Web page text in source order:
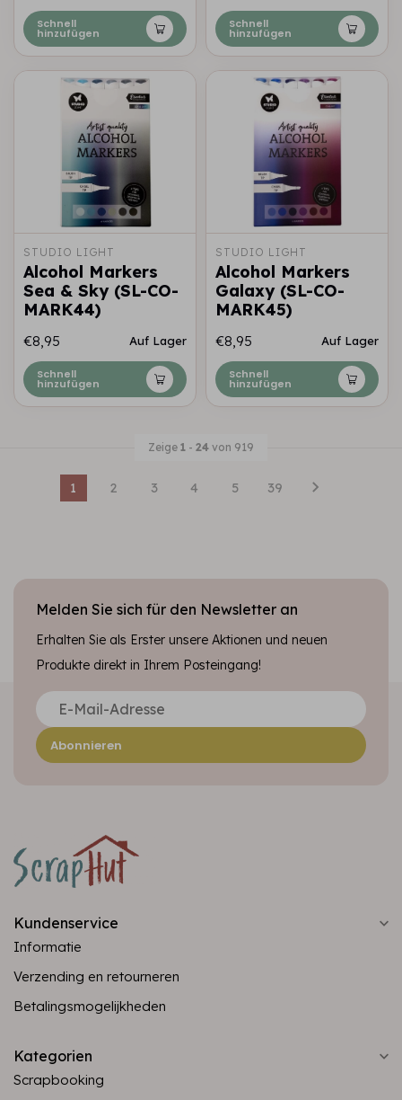
Schnell
hinzufügen
Schnell
hinzufügen
STUDIO LIGHT
Alcohol Markers
Sea & Sky (SL-CO-
MARK44)
€8,95 Auf Lager
Schnell
hinzufügen
STUDIO LIGHT
Alcohol Markers
Galaxy (SL-CO-
MARK45)
€8,95 Auf Lager
Schnell
hinzufügen
Zeige 1 - 24 von 919
1 2 3 4 5 39
Melden Sie sich für den Newsletter an
Erhalten Sie als Erster unsere Aktionen und neuen
Produkte direkt in Ihrem Posteingang!
Abonnieren
Kundenservice
Informatie
Verzending en retourneren
Betalingsmogelijkheden
Kategorien
Scrapbooking